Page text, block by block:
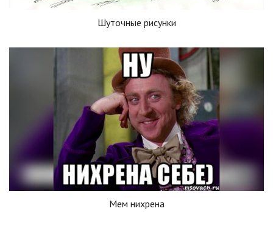
Шуточные рисунки
Мем нихрена